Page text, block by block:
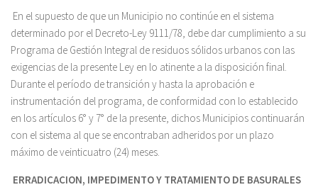
En el supuesto de que un Municipio no continúe en el sistema
determinado por el Decreto-Ley 9111/78, debe dar cumplimiento a su
Programa de Gestión Integral de residuos sólidos urbanos con las
exigencias de la presente Ley en lo atinente a la disposición final.
Durante el período de transición y hasta la aprobación e
instrumentación del programa, de conformidad con lo establecido
en los artículos 6° y 7° de la presente, dichos Municipios continuarán
con el sistema al que se encontraban adheridos por un plazo
máximo de veinticuatro (24) meses.
ERRADICACION, IMPEDIMENTO Y TRATAMIENTO DE BASURALES